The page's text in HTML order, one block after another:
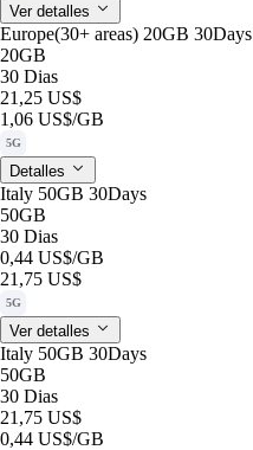
Ver detalles
Europe(30+ areas) 20GB 30Days
20GB
30 Dias
21,25 US$
1,06 US$/GB
5G
Detalles
Italy 50GB 30Days
50GB
30 Dias
0,44 US$/GB
21,75 US$
5G
Ver detalles
Italy 50GB 30Days
50GB
30 Dias
21,75 US$
0,44 US$/GB